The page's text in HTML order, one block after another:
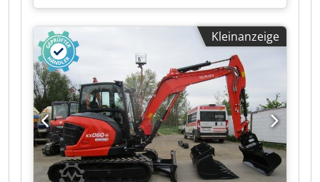
Baujahr:2012, Betriebsstunden:3.441 h,
Antriebsart:Diesel, Minibagger Zustand:
Einsatzbereit und voll funktionsfähig Zustand
Technisch: gut Beschreibung: Minibagger
KUBOTA KX019-4 - - BJ 2012 - - 3441
Betriebsstunden - - 1855 kg Eigengewicht - -
mechanischer Schnellwechsler GEEL/Martin - - 2
Stk. gebr. Grabenlöffel 30 + 60 cm - - 1 Stk.
hydraulischer Böschungslöffel 100 cm - - -
HYDRAULISCHES VERSTELLLAUFWERK 100 - 130
cm - - - Arbeitsscheinwerfer - - 3-Zylinder-Kubota
Dieselmotor 11,8 kW (16 PS) - - Bagger in gutem
Kleinanzeige